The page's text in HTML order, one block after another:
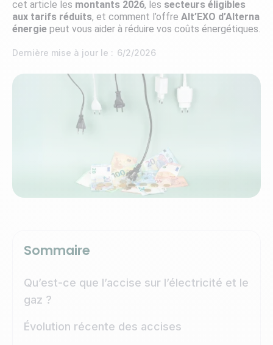
cet article les montants 2026, les secteurs éligibles
aux tarifs réduits, et comment l’offre Alt’EXO d’Alterna
énergie peut vous aider à réduire vos coûts énergétiques.
Dernière mise à jour le : 6/2/2026
Sommaire
Qu’est-ce que l’accise sur l’électricité et le
gaz ?
Évolution récente des accises